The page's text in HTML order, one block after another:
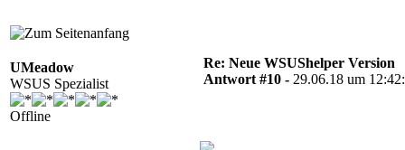
UMeadow
WSUS Spezialist
Offline
Re: Neue WSUShelper Version
Antwort #10 - 29.06.18 um